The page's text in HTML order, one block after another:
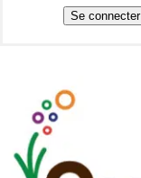
Se connecter